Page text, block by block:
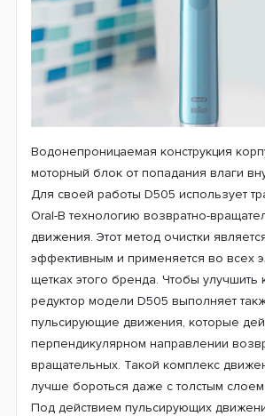
прочно удерживаться в руке.
Водонепроницаемая конструкция